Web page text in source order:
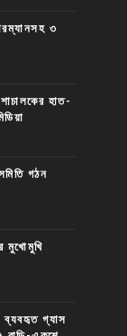
৩
হাত-
গঠন
মুখোমুখি
ব্যবহৃত গ্যাস